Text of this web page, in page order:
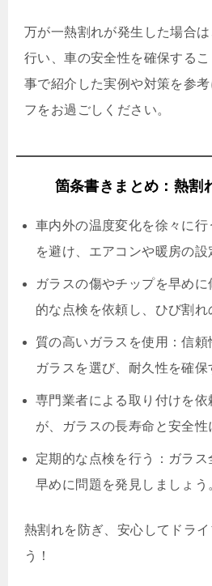
万が一熱割れが発生した場合
行い、車の安全性を確保する
事で紹介した実例や対策を参
フをお過ごしください。
箇条書きまとめ：熱割
車内外の温度変化を徐々に
を避け、エアコンや暖房の設
ガラスの傷やチップを早め
的な点検を依頼し、ひび割れ
質の高いガラスを使用：信
ガラスを選び、耐久性を確保
専門業者による取り付けを
が、ガラスの長寿命と安全性
定期的な点検を行う：ガラス
早めに問題を発見しましょう
熱割れを防ぎ、安心してドラ
う！